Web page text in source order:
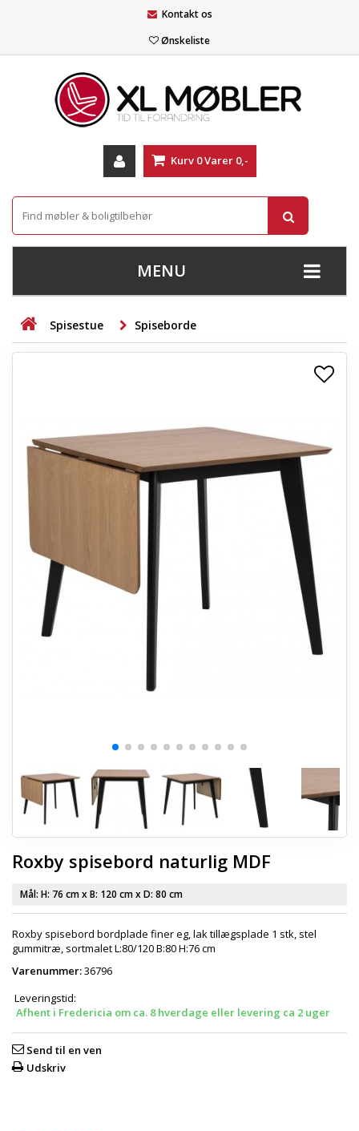
Kontakt os
Ønskeliste
Kurv 0Varer 0,-
MENU
+
STUE
+
KONTORMØBLER
TÆPPER
LAMPER
ENTREMØBLER
HAVEMØBLER
OUTLET
Spisestue Spiseborde
Roxby spisebord naturlig MDF
Mål: H: 76 cmx B: 120 cmx D: 80 cm
Roxby spisebord bordplade finer eg, lak tillægsplade 1 stk, stel
gummitræ, sortmalet L:80/120 B:80 H:76 cm
Varenummer:36796
Leveringstid:
Afhent i Fredericia om ca. 8 hverdage eller levering ca 2 uger
Send til en ven
Udskriv